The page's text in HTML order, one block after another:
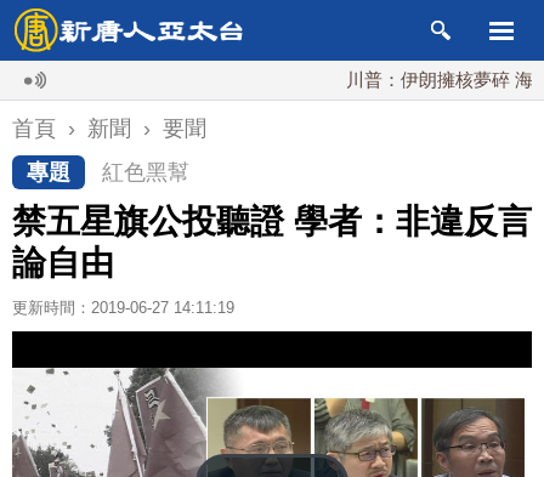
川普：伊朗擁核夢碎 海峽即將
首頁 › 新聞 › 要聞
專題
紅色黑幫
禁五星旗公投聽證 學者：非違反言
論自由
更新時間：2019-06-27 14:11:19